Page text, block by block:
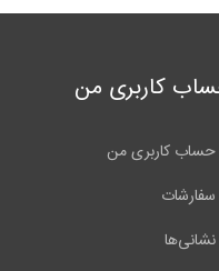
کاربری من
حساب کاربری من
سفارشات
نشانی‌ها